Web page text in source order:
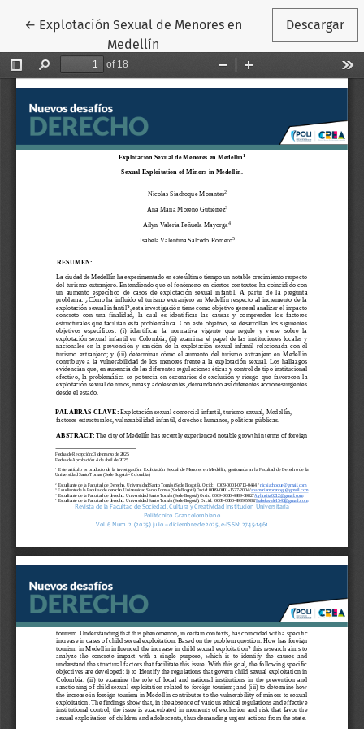
← Volver a los detalles del artículo
Explotación Sexual de Menores en
Medellín
Descargar